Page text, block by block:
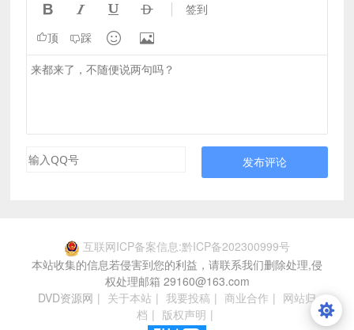
    签到
顶 踩  
发布评论
互联网ICP备案信息:黔ICP备202300999号
本站收集的信息若侵害到您的利益，请联系我们删除处理,侵
权处理邮箱 29160@163.com
DVD资源网 | 关于本站 | 我要投稿 | 商业合作 | 网站归
档 | 版权声明 |